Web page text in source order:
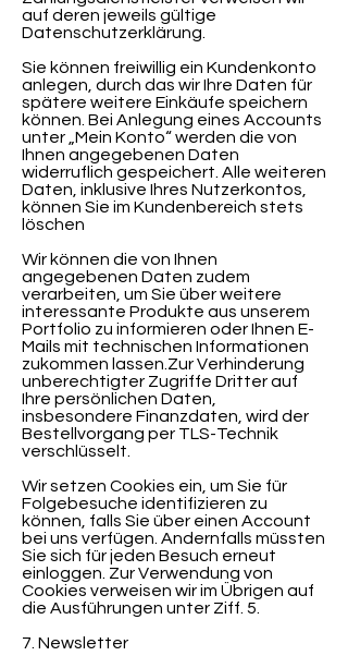
auf deren jeweils gültige
Datenschutzerklärung.
Sie können freiwillig ein Kundenkonto
anlegen, durch das wir Ihre Daten für
spätere weitere Einkäufe speichern
können. Bei Anlegung eines Accounts
unter „Mein Konto“ werden die von
Ihnen angegebenen Daten
widerruflich gespeichert. Alle weiteren
Daten, inklusive Ihres Nutzerkontos,
können Sie im Kundenbereich stets
löschen
Wir können die von Ihnen
angegebenen Daten zudem
verarbeiten, um Sie über weitere
interessante Produkte aus unserem
Portfolio zu informieren oder Ihnen E-
Mails mit technischen Informationen
zukommen lassen.Zur Verhinderung
unberechtigter Zugriffe Dritter auf
Ihre persönlichen Daten,
insbesondere Finanzdaten, wird der
Bestellvorgang per TLS-Technik
verschlüsselt.
Wir setzen Cookies ein, um Sie für
Folgebesuche identifizieren zu
können, falls Sie über einen Account
bei uns verfügen. Andernfalls müssten
Sie sich für jeden Besuch erneut
einloggen. Zur Verwendung von
Cookies verweisen wir im Übrigen auf
die Ausführungen unter Ziff. 5.
7. Newsletter